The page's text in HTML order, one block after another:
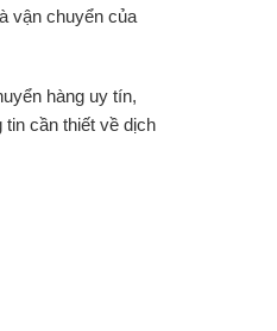
vận chuyển của
hàng uy tín,
cần thiết về dịch